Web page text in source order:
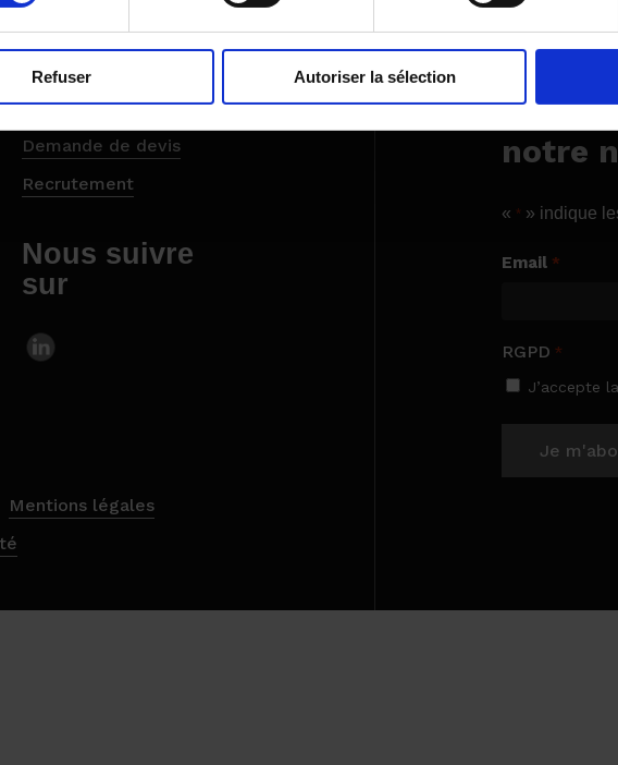
Refuser Autoriser la sélection
Nous écrire
Demande de devis
Recrutement
Nous suivre
sur
Mentions légales
notre
« * » indique
Email *
RGPD *
J’accepte la